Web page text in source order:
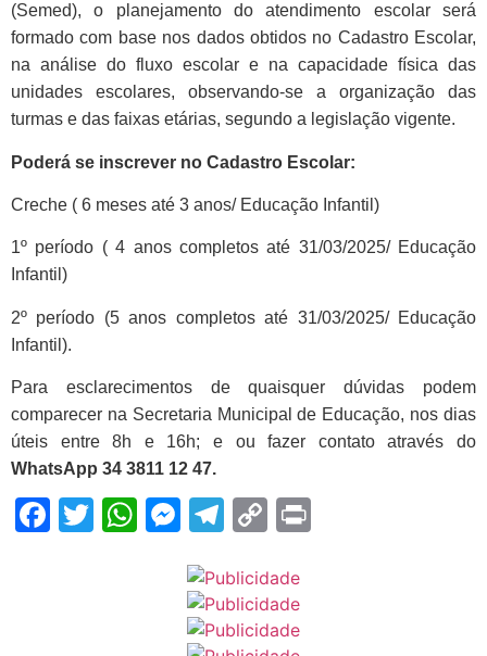
(Semed), o planejamento do atendimento escolar será
formado com base nos dados obtidos no Cadastro Escolar,
na análise do fluxo escolar e na capacidade física das
unidades escolares, observando-se a organização das
turmas e das faixas etárias, segundo a legislação vigente.
Poderá se inscrever no Cadastro Escolar:
Creche ( 6 meses até 3 anos/ Educação Infantil)
1º período ( 4 anos completos até 31/03/2025/ Educação
Infantil)
2º período (5 anos completos até 31/03/2025/ Educação
Infantil).
Para esclarecimentos de quaisquer dúvidas podem
comparecer na Secretaria Municipal de Educação, nos dias
úteis entre 8h e 16h; e ou fazer contato através do
WhatsApp 34 3811 12 47.
Facebook
Twitter
WhatsApp
Messenger
Telegram
Copy